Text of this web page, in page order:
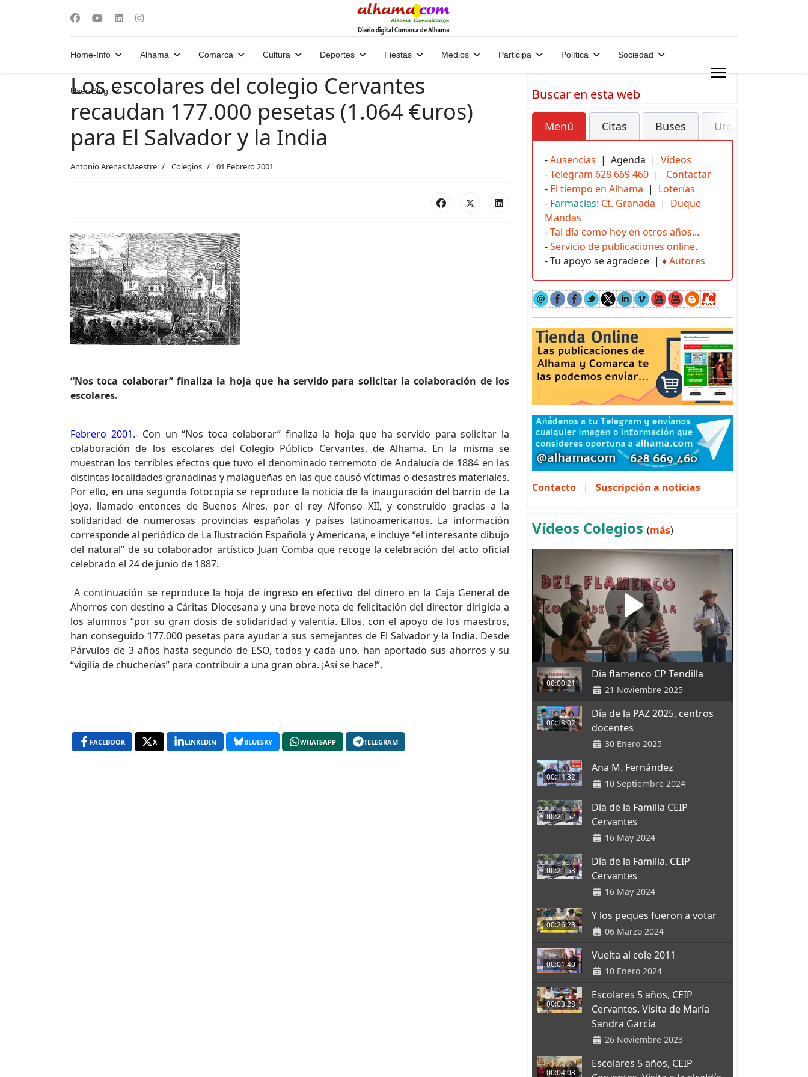
Home-Info Alhama Comarca Cultura Deportes Fiestas Medios Participa Política Sociedad
User-Blog
Los escolares del colegio Cervantes
recaudan 177.000 pesetas (1.064 €uros)
para El Salvador y la India
Antonio Arenas Maestre Colegios 01 Febrero 2001
“Nos toca colaborar” finaliza la hoja que ha servido para solicitar la colaboración de los
escolares.
Febrero 2001.- Con un “Nos toca colaborar” finaliza la hoja que ha servido para solicitar la
colaboración de los escolares del Colegio Público Cervantes, de Alhama. En la misma se
muestran los terribles efectos que tuvo el denominado terremoto de Andalucía de 1884 en las
distintas localidades granadinas y malagueñas en las que causó víctimas o desastres materiales.
Por ello, en una segunda fotocopia se reproduce la noticia de la inauguración del barrio de La
Joya, llamado entonces de Buenos Aires, por el rey Alfonso XII, y construido gracias a la
solidaridad de numerosas provincias españolas y países latinoamericanos. La información
corresponde al periódico de La Ilustración Española y Americana, e incluye “el interesante dibujo
del natural” de su colaborador artístico Juan Comba que recoge la celebración del acto oficial
celebrado el 24 de junio de 1887.
A continuación se reproduce la hoja de ingreso en efectivo del dinero en la Caja General de
Ahorros con destino a Cáritas Diocesana y una breve nota de felicitación del director dirigida a
los alumnos “por su gran dosis de solidaridad y valentía. Ellos, con el apoyo de los maestros,
han conseguido 177.000 pesetas para ayudar a sus semejantes de El Salvador y la India. Desde
Párvulos de 3 años hasta segundo de ESO, todos y cada uno, han aportado sus ahorros y su
“vigilia de chucherías” para contribuir a una gran obra. ¡Así se hace!”.
FACEBOOK X LINKEDIN BLUESKY WHATSAPP TELEGRAM
Buscar en esta web
Menú Citas Buses Urgencias
-Ausencias | Agenda | Vídeos
-Telegram 628 669 460 | Contactar
- El tiempo en Alhama | Loterías
- Farmacias: Ct. Granada | Duque
Mandas
-Tal día como hoy en otros años...
-Servicio de publicaciones online.
- Tu apoyo se agradece | ♦Autores
Contacto | Suscripción a noticias
Vídeos Colegios (más)
00:00:21
Dia flamenco CP Tendilla
21 Noviembre 2025
00:18:02
Día de la PAZ 2025, centros
docentes
30 Enero 2025
00:14:32
Ana M. Fernández
10 Septiembre 2024
00:21:52
Día de la Familia CEIP
Cervantes
16 May 2024
00:21:53
Día de la Familia. CEIP
Cervantes
16 May 2024
00:26:23
Y los peques fueron a votar
06 Marzo 2024
00:01:40
Vuelta al cole 2011
10 Enero 2024
00:03:28
Escolares 5 años, CEIP
Cervantes. Visita de María
Sandra García
26 Noviembre 2023
00:04:03
Escolares 5 años, CEIP